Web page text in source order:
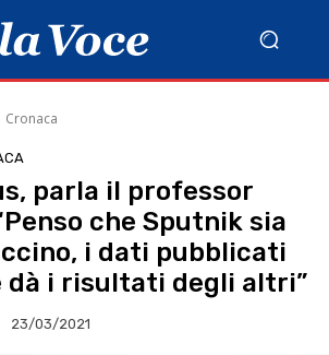
Cronaca
parla il professor
che Sputnik sia
i dati pubblicati
dà i risultati degli altri”
23/03/2021